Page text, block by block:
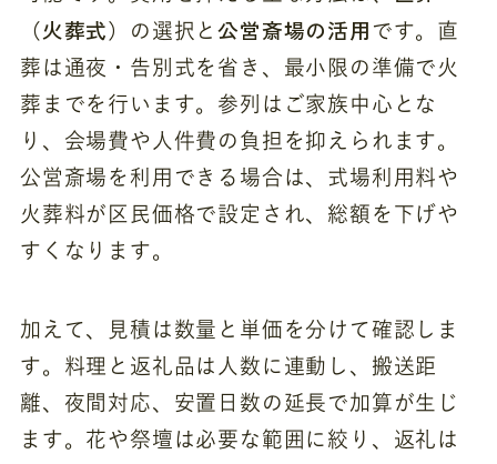
（火葬式）
の選択と公営斎場の活用 です。直
葬は通夜・告別式を省き、最小限の準備で火
葬までを行います。参列はご家族中心とな
り、会場費や人件費の負担を抑えられます。
公営斎場を利用できる場合は、式場利用料や
火葬料が区民価格で設定され、総額を下げや
すくなります。
加えて、見積は数量と単価を分けて確認しま
す。料理と返礼品は人数に連動し、搬送距
離、夜間対応、安置日数の延長で加算が生じ
ます。花や祭壇は必要な範囲に絞り、返礼は